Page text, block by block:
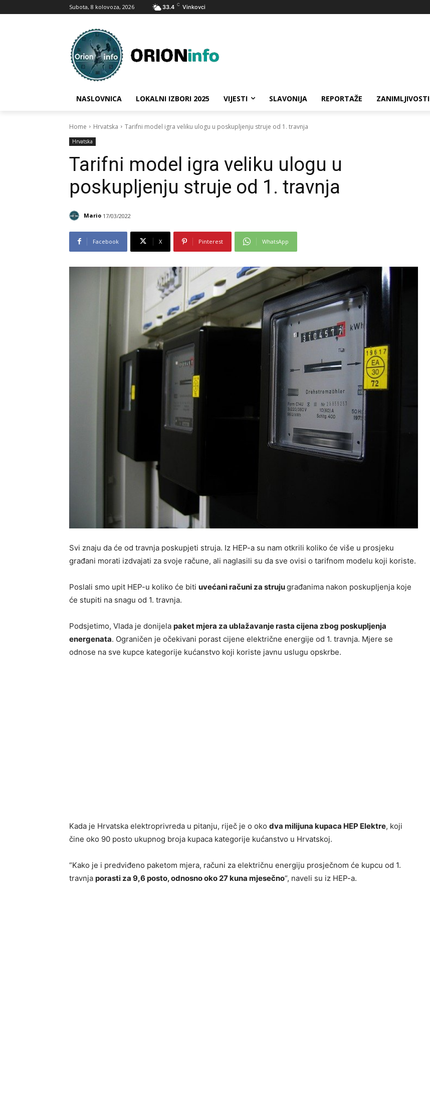
Subota, 8 kolovoza, 2026 33.4 C Vinkovci
NASLOVNICA LOKALNI IZBORI 2025 VIJESTI SLAVONIJA REPORTAŽE ZANIMLJIVOSTI
Home Hrvatska Tarifni model igra veliku ulogu u poskupljenju struje od 1. travnja
Hrvatska
Tarifni model igra veliku ulogu u
poskupljenju struje od 1. travnja
Mario 17/03/2022
Facebook X Pinterest WhatsApp
Svi znaju da će od travnja poskupjeti struja. Iz HEP-a su nam otkrili koliko će više u prosjeku
građani morati izdvajati za svoje račune, ali naglasili su da sve ovisi o tarifnom modelu koji koriste.
Poslali smo upit HEP-u koliko će biti uvećani računi za strujugrađanima nakon poskupljenja koje
će stupiti na snagu od 1. travnja.
Podsjetimo, Vlada je donijela paket mjera za ublažavanje rasta cijena zbog poskupljenja
energenata. Ograničen je očekivani porast cijene električne energije od 1. travnja. Mjere se
odnose na sve kupce kategorije kućanstvo koji koriste javnu uslugu opskrbe.
Kada je Hrvatska elektroprivreda u pitanju, riječ je o oko dva milijuna kupaca HEP Elektre, koji
čine oko 90 posto ukupnog broja kupaca kategorije kućanstvo u Hrvatskoj.
“Kako je i predviđeno paketom mjera, računi za električnu energiju prosječnom će kupcu od 1.
travnja porasti za 9,6 posto, odnosno oko 27 kuna mjesečno“, naveli su iz HEP-a.